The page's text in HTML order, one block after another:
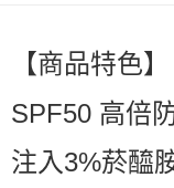
萊爾富取貨付款
每筆NT$60，滿
付款後萊爾富取貨
每筆NT$60，滿
【商品特色】
SPF50 高倍
注入3%菸醯